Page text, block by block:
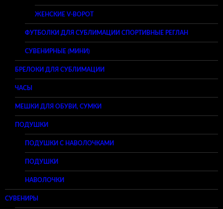
ЖЕНСКИЕ V-ВОРОТ
ФУТБОЛКИ ДЛЯ СУБЛИМАЦИИ СПОРТИВНЫЕ РЕГЛАН
СУВЕНИРНЫЕ (МИНИ)
БРЕЛОКИ ДЛЯ СУБЛИМАЦИИ
ЧАСЫ
МЕШКИ ДЛЯ ОБУВИ, СУМКИ
ПОДУШКИ
ПОДУШКИ С НАВОЛОЧКАМИ
ПОДУШКИ
НАВОЛОЧКИ
СУВЕНИРЫ